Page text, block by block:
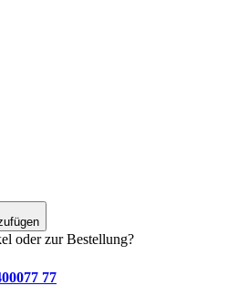
oder zur Bestellung?
77